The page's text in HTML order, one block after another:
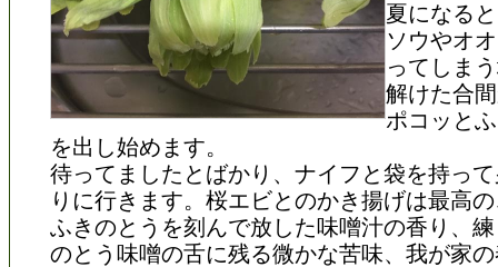
夏になる
ソウやオ
ってしま
解けた合
ポコッと
を出し始めます。
待ってましたとばかり、ナイフと袋を持っ
りに行きます。桜エビとのかき揚げは最高
ふきのとうを刻んで放した味噌汁の香り、
のとう味噌の舌に残る微かな苦味、我が家